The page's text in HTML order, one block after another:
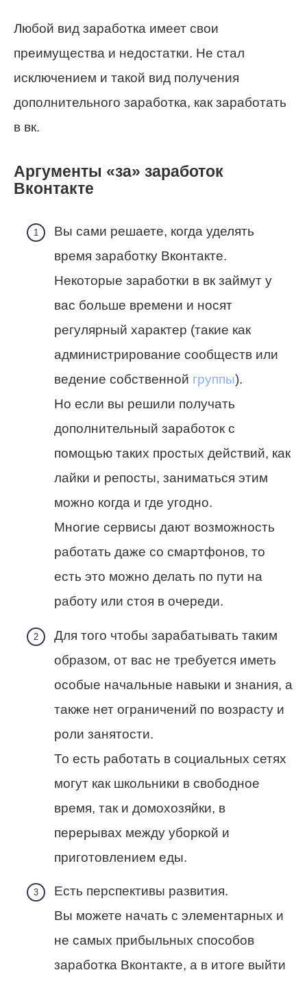
Любой вид заработка имеет свои
преимущества и недостатки. Не стал
исключением и такой вид получения
дополнительного заработка, как заработать
в вк.
Аргументы «за» заработок
Вконтакте
Вы сами решаете, когда уделять
время заработку Вконтакте.
Некоторые заработки в вк займут у
вас больше времени и носят
регулярный характер (такие как
администрирование сообществ или
ведение собственной группы).
Но если вы решили получать
дополнительный заработок с
помощью таких простых действий, как
лайки и репосты, заниматься этим
можно когда и где угодно.
Многие сервисы дают возможность
работать даже со смартфонов, то
есть это можно делать по пути на
работу или стоя в очереди.
Для того чтобы зарабатывать таким
образом, от вас не требуется иметь
особые начальные навыки и знания, а
также нет ограничений по возрасту и
роли занятости.
То есть работать в социальных сетях
могут как школьники в свободное
время, так и домохозяйки, в
перерывах между уборкой и
приготовлением еды.
Есть перспективы развития.
Вы можете начать с элементарных и
не самых прибыльных способов
заработка Вконтакте, а в итоге выйти